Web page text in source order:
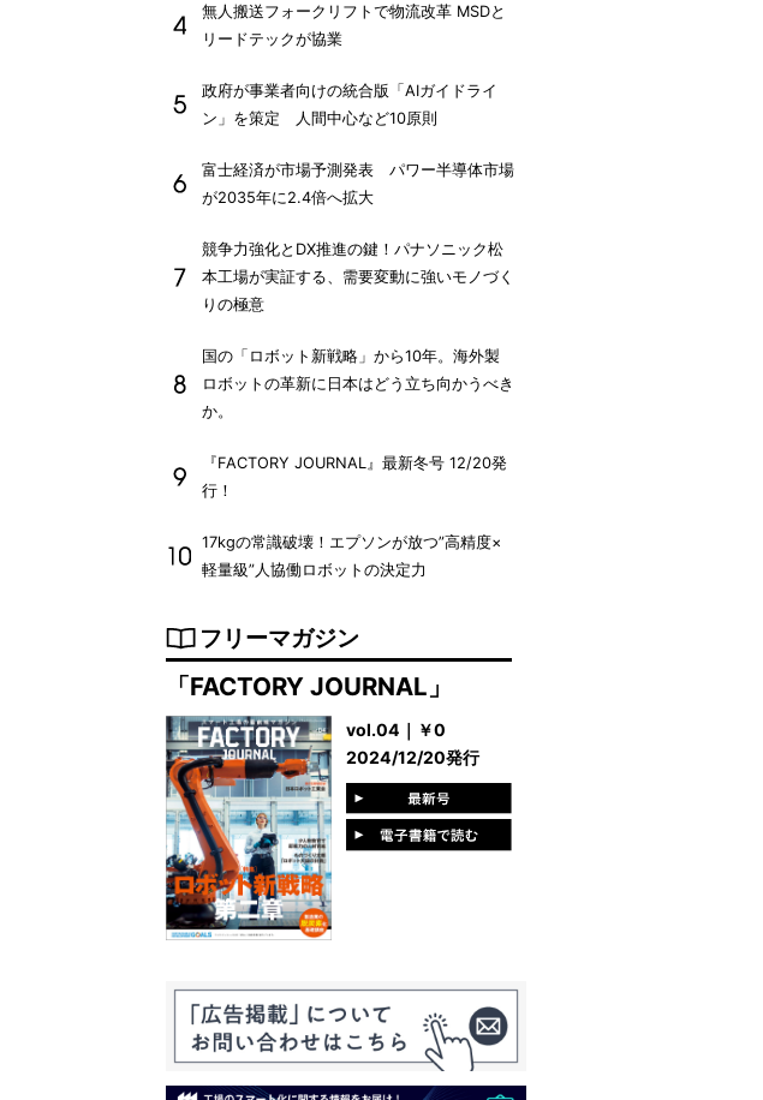
無人搬送フォークリフトで物流改革 MSDと
リードテックが協業
政府が事業者向けの統合版「AIガイドライ
ン」を策定 人間中心など10原則
富士経済が市場予測発表 パワー半導体市場
が2035年に2.4倍へ拡大
競争力強化とDX推進の鍵！パナソニック松
本工場が実証する、需要変動に強いモノづく
りの極意
国の「ロボット新戦略」から10年。海外製
ロボットの革新に日本はどう立ち向かうべき
か。
『FACTORY JOURNAL』最新冬号 12/20発
行！
17kgの常識破壊！エプソンが放つ”高精度×
軽量級”人協働ロボットの決定力
フリーマガジン
「FACTORY JOURNAL」
vol.04｜￥0
2024/12/20発行